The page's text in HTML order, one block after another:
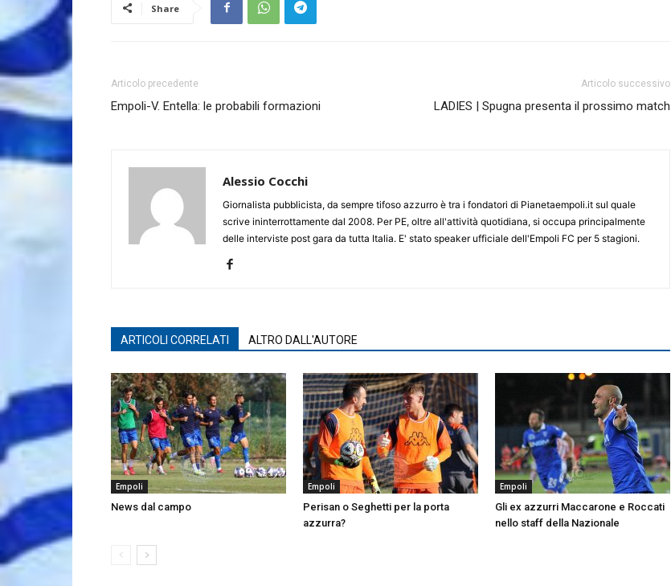
Share
Articolo precedente
Empoli-V. Entella: le probabili formazioni
Articolo successivo
LADIES | Spugna presenta il prossimo match
Alessio Cocchi
Giornalista pubblicista, da sempre tifoso azzurro è tra i fondatori di Pianetaempoli.it sul quale
scrive ininterrottamente dal 2008. Per PE, oltre all'attività quotidiana, si occupa principalmente
delle interviste post gara da tutta Italia. E' stato speaker ufficiale dell'Empoli FC per 5 stagioni.
ARTICOLI CORRELATI ALTRO DALL'AUTORE
Empoli
News dal campo
Empoli
Perisan o Seghetti per la porta
azzurra?
Empoli
Gli ex azzurri Maccarone e Roccati
nello staff della Nazionale